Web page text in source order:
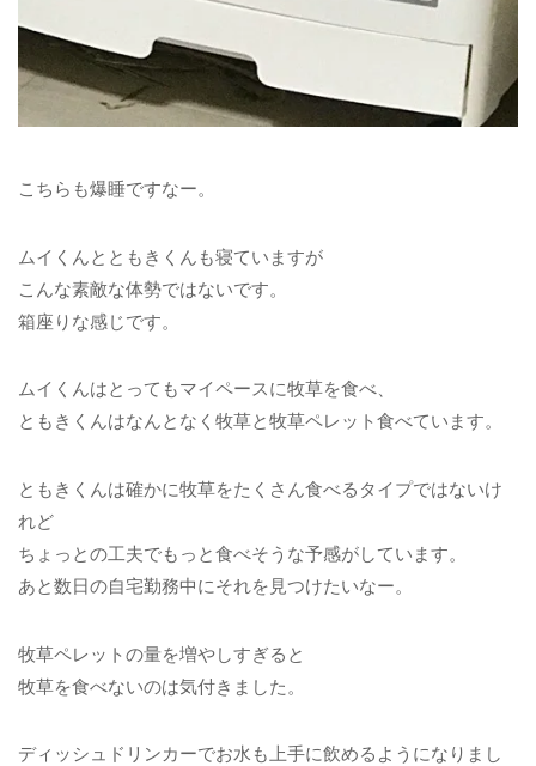
こちらも爆睡ですなー。
ムイくんとともきくんも寝ていますが
こんな素敵な体勢ではないです。
箱座りな感じです。
ムイくんはとってもマイペースに牧草を食べ、
ともきくんはなんとなく牧草と牧草ペレット食べています。
ともきくんは確かに牧草をたくさん食べるタイプではないけ
れど
ちょっとの工夫でもっと食べそうな予感がしています。
あと数日の自宅勤務中にそれを見つけたいなー。
牧草ペレットの量を増やしすぎると
牧草を食べないのは気付きました。
ディッシュドリンカーでお水も上手に飲めるようになりまし